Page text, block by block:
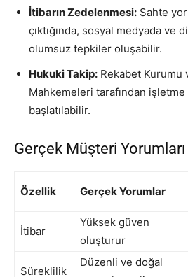
İtibarın Zedelenmesi: Sahte
çıktığında, sosyal medyada ve
olumsuz tepkiler oluşabilir.
Hukuki Takip: Rekabet Kurumu
Mahkemeleri tarafından işletme
başlatılabilir.
Gerçek Müşteri Yorumları
Özellik Gerçek Yorumlar
İtibar
Yüksek güven
oluşturur
Süreklilik
Düzenli ve doğal